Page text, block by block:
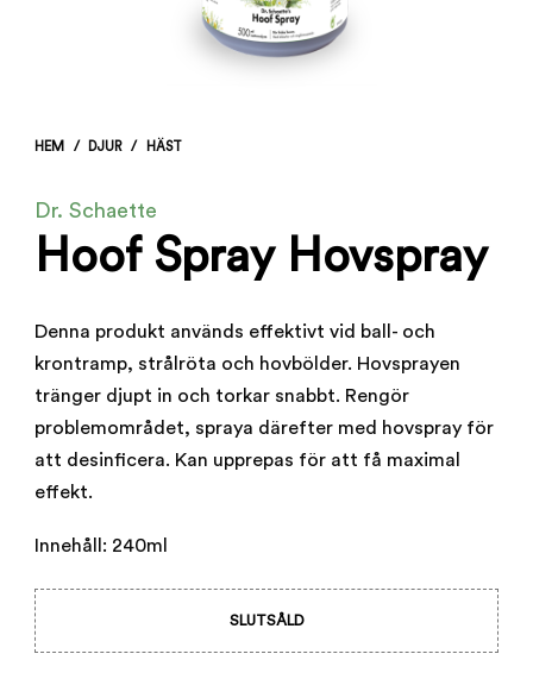
HEM / DJUR / HÄST
Dr. Schaette
Hoof Spray Hovspray
Denna produkt används effektivt vid ball- och
krontramp, strålröta och hovbölder. Hovsprayen
tränger djupt in och torkar snabbt. Rengör
problemområdet, spraya därefter med hovspray för
att desinficera. Kan upprepas för att få maximal
effekt.
Innehåll: 240ml
SLUTSÅLD